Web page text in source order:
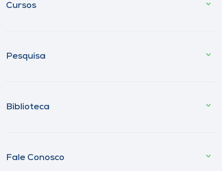
Cursos
Pesquisa
Biblioteca
Fale Conosco